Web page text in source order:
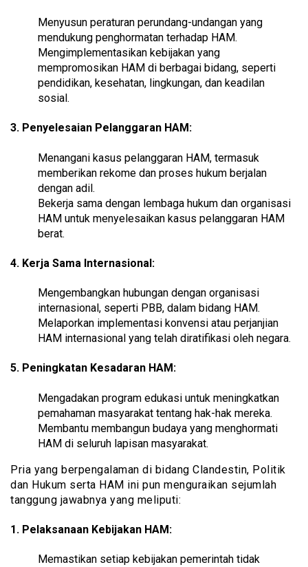
Menyusun peraturan perundang-undangan yang
mendukung penghormatan terhadap HAM.
Mengimplementasikan kebijakan yang
mempromosikan HAM di berbagai bidang, seperti
pendidikan, kesehatan, lingkungan, dan keadilan
sosial.
3. Penyelesaian Pelanggaran HAM:
Menangani kasus pelanggaran HAM, termasuk
memberikan rekome dan proses hukum berjalan
dengan adil.
Bekerja sama dengan lembaga hukum dan organisasi
HAM untuk menyelesaikan kasus pelanggaran HAM
berat.
4. Kerja Sama Internasional:
Mengembangkan hubungan dengan organisasi
internasional, seperti PBB, dalam bidang HAM.
Melaporkan implementasi konvensi atau perjanjian
HAM internasional yang telah diratifikasi oleh negara.
5. Peningkatan Kesadaran HAM:
Mengadakan program edukasi untuk meningkatkan
pemahaman masyarakat tentang hak-hak mereka.
Membantu membangun budaya yang menghormati
HAM di seluruh lapisan masyarakat.
Pria yang berpengalaman di bidang Clandestin, Politik
dan Hukum serta HAM ini pun menguraikan sejumlah
tanggung jawabnya yang meliputi:
1. Pelaksanaan Kebijakan HAM:
Memastikan setiap kebijakan pemerintah tidak